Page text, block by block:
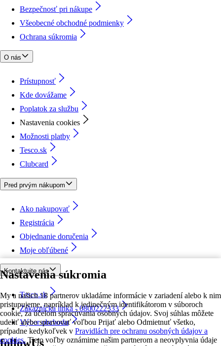
Nastavenia súkromia
My a našich 18 partnerov ukladáme informácie v zariadení alebo k nim
pristupujeme, napríklad k jedinečným identifikátorom v súboroch
cookie, za účelom spracúvania osobných údajov. Svoj súhlas môžete
udeliť alebo spravovať voľbou Prijať alebo Odmietnuť všetko,
prípadne kedykoľvek v Pravidlách pre ochranu osobných údajov a
cookies. Tieto voľby oznámime našim partnerom a neovplyvnia údaje
Bezpečnosť pri nákupe
Všeobecné obchodné podmienky
Ochrana súkromia
O nás
Prístupnosť
Kde dovážame
Poplatok za službu
Nastavenia cookies
Možnosti platby
Tesco.sk
Clubcard
Pred prvým nákupom
Ako nakupovať
Registrácia
Objednanie doručenia
Moje obľúbené
Kontaktujte nás
Tesco.sk
Zákaznícka linka - 0800222333
Výber obchodu
followUs